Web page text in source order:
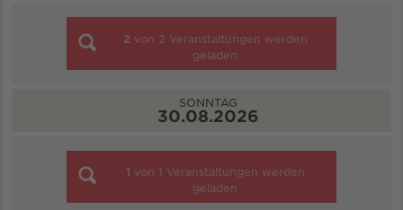
2 von 2 Veranstaltungen werden
geladen
SONNTAG
30.08.2026
1 von 1 Veranstaltungen werden
geladen